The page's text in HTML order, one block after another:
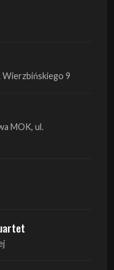
Wierzbińskiego 9
MOK, ul.